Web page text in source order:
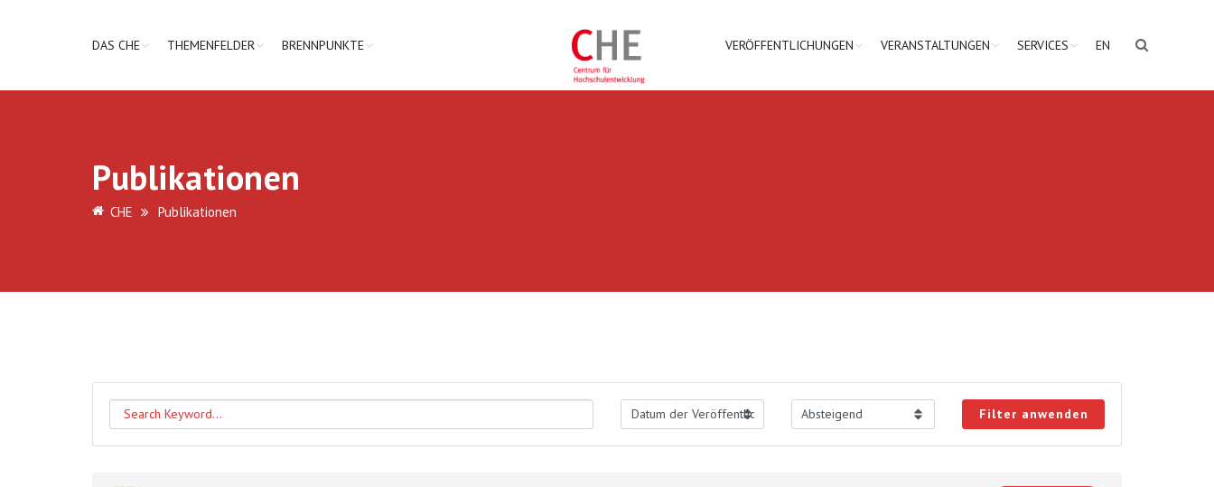
DAS CHE THEMENFELDER BRENNPUNKTE VERÖFFENTLICHUNGEN VERANSTALTUNGEN SERVICES EN
Publikationen
CHE Publikationen
Filter anwenden